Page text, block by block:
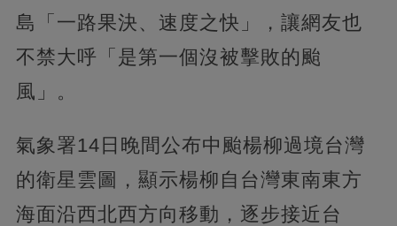
島「一路果決、速度之快」，讓網友也
不禁大呼「是第一個沒被擊敗的颱
風」。
氣象署14日晚間公布中颱楊柳過境台灣
的衛星雲圖，顯示楊柳自台灣東南東方
海面沿西北西方向移動，逐步接近台